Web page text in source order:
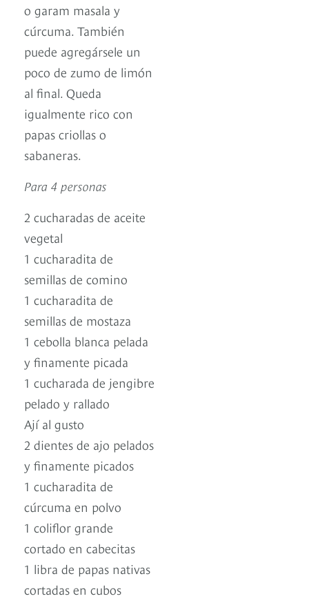
o garam masala y
cúrcuma. También
puede agregársele un
poco de zumo de limón
al final. Queda
igualmente rico con
papas criollas o
sabaneras.
Para 4 personas
2 cucharadas de aceite
vegetal
1 cucharadita de
semillas de comino
1 cucharadita de
semillas de mostaza
1 cebolla blanca pelada
y finamente picada
1 cucharada de jengibre
pelado y rallado
Ají al gusto
2 dientes de ajo pelados
y finamente picados
1 cucharadita de
cúrcuma en polvo
1 coliflor grande
cortado en cabecitas
1 libra de papas nativas
cortadas en cubos